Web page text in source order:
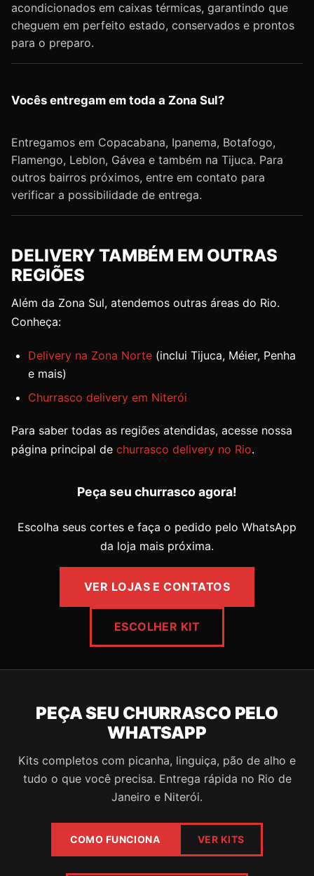
acondicionados em caixas térmicas, garantindo que
cheguem em perfeito estado, conservados e prontos
para o preparo.
Vocês entregam em toda a Zona Sul?
Entregamos em Copacabana, Ipanema, Botafogo,
Flamengo, Leblon, Gávea e também na Tijuca. Para
outros bairros próximos, entre em contato para
verificar a possibilidade de entrega.
DELIVERY TAMBÉM EM OUTRAS
REGIÕES
Além da Zona Sul, atendemos outras áreas do Rio.
Conheça:
Delivery na Zona Norte (inclui Tijuca, Méier, Penha
e mais)
Churrasco delivery em Niterói
Para saber todas as regiões atendidas, acesse nossa
página principal de churrasco delivery no Rio.
Peça seu churrasco agora!
Escolha seus cortes e faça o pedido pelo WhatsApp
da loja mais próxima.
VER LOJAS E CONTATOS
ESCOLHER KIT
PEÇA SEU CHURRASCO PELO
WHATSAPP
Kits completos com picanha, linguiça, pão de alho e
tudo o que você precisa. Entrega rápida no Rio de
Janeiro e Niterói.
COMO FUNCIONA VER KITS